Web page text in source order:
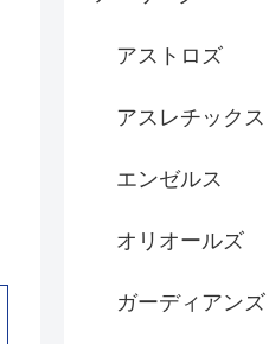
アストロズ
アスレチックス
エンゼルス
オリオールズ
ガーディアンズ